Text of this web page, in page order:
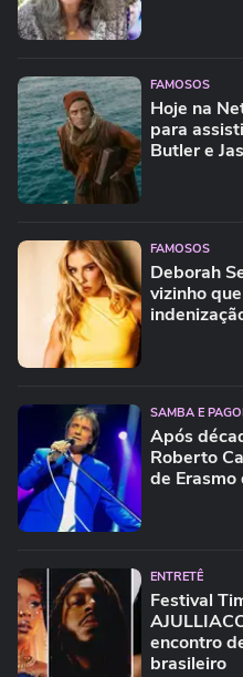
FAMOSOS
Hoje na
para
Butler e
FAMOSOS
Deborah
vizinho
SAMBA E
Após
Roberto
de
ENTRETÊ
Festival
encontro
brasileiro